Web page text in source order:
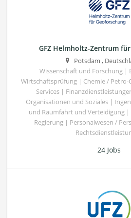
GFZ Helmholtz-Zentrum
Potsdam ,
Wissenschaft und Forschung |
Wirtschaftsprüfung | Chemie /
Services |
Organisationen und Soziales |
und Raumfahrt und Verteidigung
Regierung | Personalwesen /
24 Jobs